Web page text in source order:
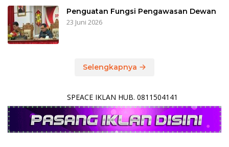
Penguatan Fungsi Pengawasan Dewan
23 Juni 2026
Selengkapnya
SPEACE IKLAN HUB. 0811504141